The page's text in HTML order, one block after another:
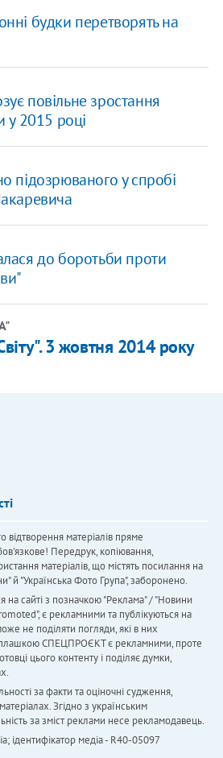
будки перетворять на
повільне зростання
у 2015 році
підозрюваного у спробі
до боротьби проти
3 жовтня 2014 року
відтворення матеріалів пряме
Передрук, копіювання,
матеріалів, що містять посилання на
й "Українська Фото Група", заборонено.
на сайті з позначкою "Реклама" / "Новини
є рекламними та публікуються на
не поділяти погляди, які в них
плашкою СПЕЦПРОЄКТ є рекламними, проте
цього контенту і поділяє думки,
за факти та оціночні судження,
Згідно з українським
за зміст реклами несе рекламодавець.
ідентифікатор медіа - R40-05097